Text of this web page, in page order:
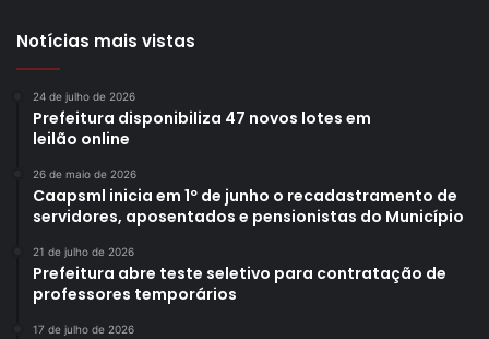
Notícias mais vistas
24 de julho de 2026
Prefeitura disponibiliza 47 novos lotes em
leilão online
26 de maio de 2026
Caapsml inicia em 1º de junho o recadastramento de
servidores, aposentados e pensionistas do Município
21 de julho de 2026
Prefeitura abre teste seletivo para contratação de
professores temporários
17 de julho de 2026